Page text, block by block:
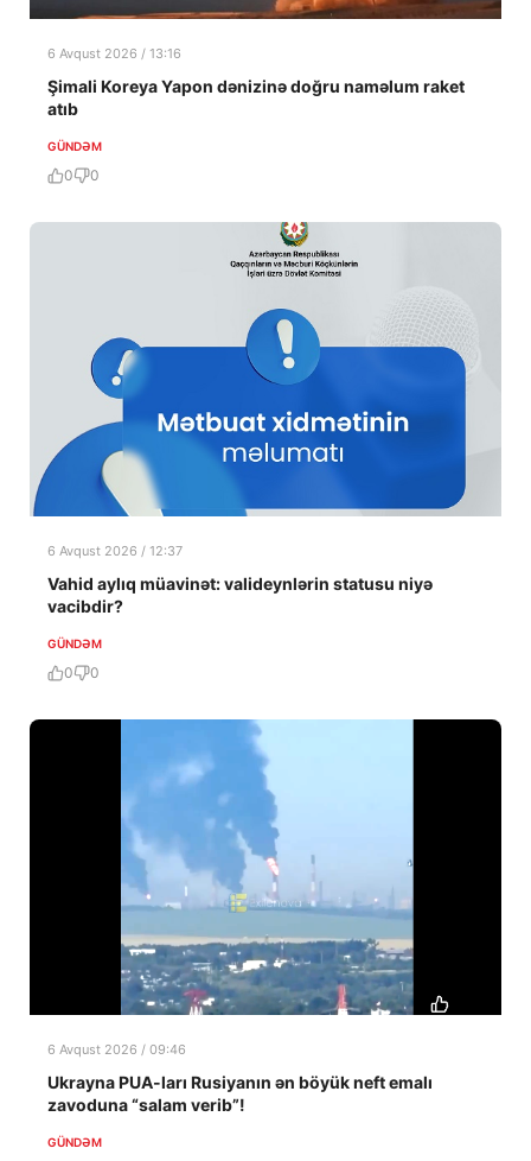
6 Avqust 2026 / 13:16
Şimali Koreya Yapon dənizinə doğru naməlum raket
atıb
GÜNDƏM
0 0
6 Avqust 2026 / 12:37
Vahid aylıq müavinət: valideynlərin statusu niyə
vacibdir?
GÜNDƏM
0 0
6 Avqust 2026 / 09:46
Ukrayna PUA-ları Rusiyanın ən böyük neft emalı
zavoduna “salam verib”!
GÜNDƏM